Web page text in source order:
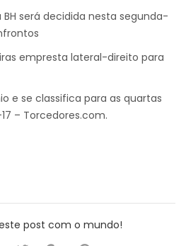
será decidida nesta segunda-
empresta lateral-direito para
e se classifica para as quartas
– Torcedores.com.
post com o mundo!